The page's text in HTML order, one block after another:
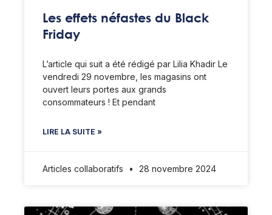
Les effets néfastes du Black
Friday
L’article qui suit a été rédigé par Lilia Khadir Le
vendredi 29 novembre, les magasins ont
ouvert leurs portes aux grands
consommateurs ! Et pendant
LIRE LA SUITE »
Articles collaboratifs 28 novembre 2024